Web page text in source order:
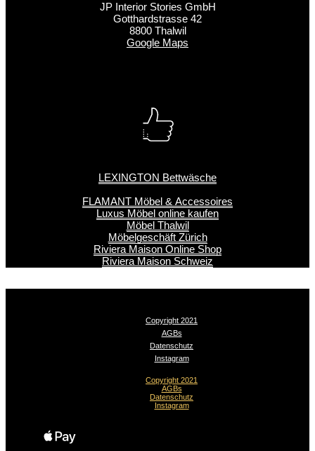
JP Interior Stories GmbH
Gotthardstrasse 42
8800 Thalwil
Google Maps
LEXINGTON Bettwäsche
FLAMANT Möbel & Accessoires
Luxus Möbel online kaufen
Möbel Thalwil
Möbelgeschäft Zürich
Riviera Maison Online Shop
Riviera Maison Schweiz
Copyright 2021
AGBs
Datenschutz
Instagram
Copyright 2021
AGBs
Datenschutz
Instagram